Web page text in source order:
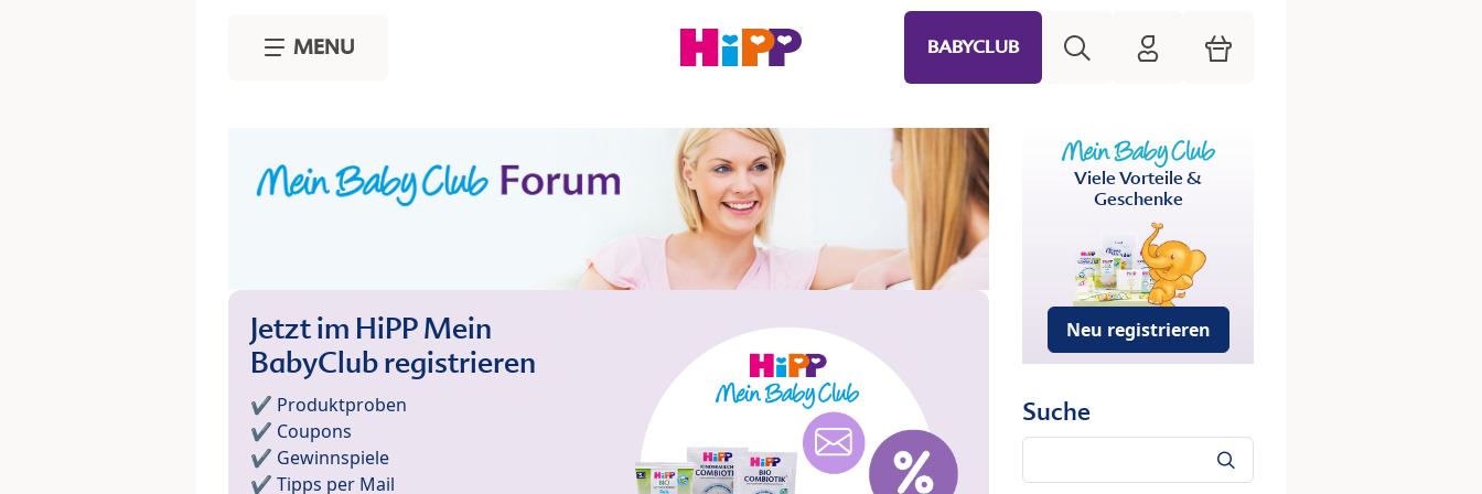
MENU BABYCLUB HiPP Mein Babyclub
Warenkorb
Jetzt im HiPP Mein
BabyClub registrieren
✔️ Produktproben
✔️ Coupons
✔️ Gewinnspiele
✔️ Tipps per Mail
Viele Vorteile &
Geschenke
Neu registrieren
Suche